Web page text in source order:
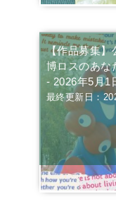
【作品募集】
博ロスのあな
- 2026年5月1
最終更新日：